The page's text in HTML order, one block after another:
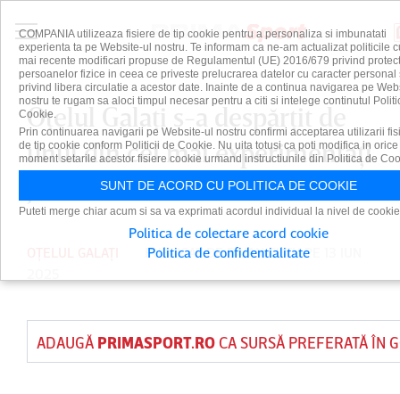
Oţelul Galaţi s-a despărţit de
unul din cei mai experimentaţi
jucători
PUBLICAT DEDAIAN CUTUPE 13 IUN
ADAUGĂ PRIMASPORT.ROCA SURSĂ PREFERATĂ ÎN
COMPANIA utilizeaza fisiere de tip cookie pentru a personaliza si imbunatati
experienta ta pe Website-ul nostru. Te informam ca ne-am actualizat politicile
mai recente modificari propuse de Regulamentul (UE) 2016/679 privind
persoanelor fizice in ceea ce priveste prelucrarea datelor cu caracter personal
privind libera circulatie a acestor date. Inainte de a continua navigarea pe
nostru te rugam sa aloci timpul necesar pentru a citi si intelege continutul
Cookie.
Prin continuarea navigarii pe Website-ul nostru confirmi acceptarea utilizarii
de tip cookie conform Politicii de Cookie. Nu uita totusi ca poti modifica in orice
moment setarile acestor fisiere cookie urmand instructiunile din Politica de
SUNT DE ACORD CU POLITICA DE COOKIE
Puteti merge chiar acum si sa va exprimati acordul individual la nivel de
Politica de colectare acord cookie
Politica de confidentialitate